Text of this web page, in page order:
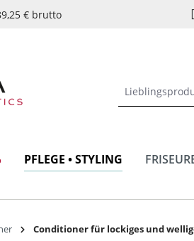
€ brutto
PFLEGE • STYLING
Conditioner für lockiges und